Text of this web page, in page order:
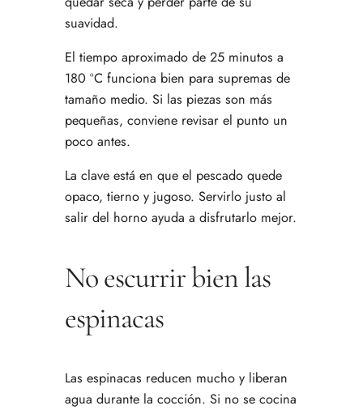
suavidad.
El tiempo aproximado de 25 minutos a
180 ºC funciona bien para supremas de
tamaño medio. Si las piezas son más
pequeñas, conviene revisar el punto un
poco antes.
La clave está en que el pescado quede
opaco, tierno y jugoso. Servirlo justo al
salir del horno ayuda a disfrutarlo mejor.
No escurrir bien las
espinacas
Las espinacas reducen mucho y liberan
agua durante la cocción. Si no se cocina